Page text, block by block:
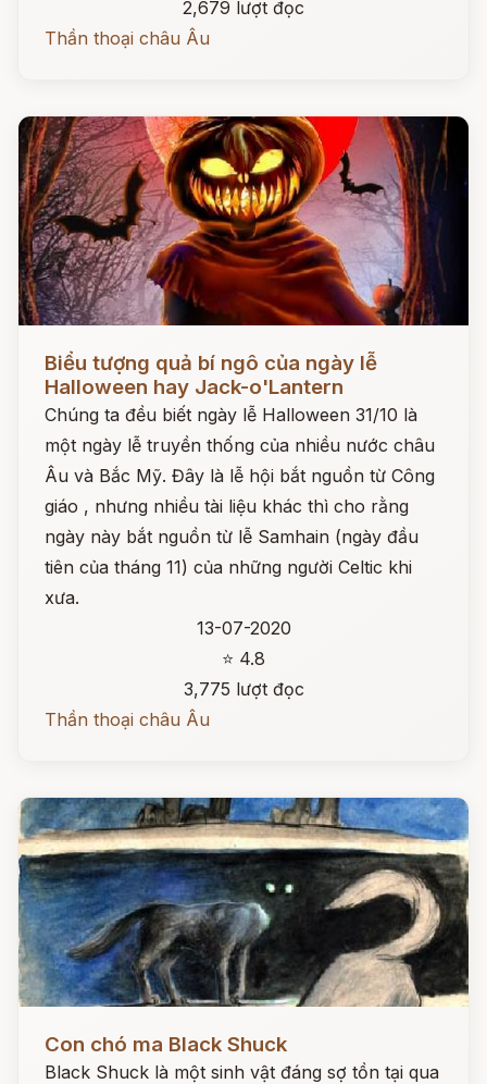
2,679 lượt đọc
Thần thoại châu Âu
Đọc ngay
Biểu tượng quả bí ngô của ngày lễ
Halloween hay Jack-o'Lantern
Chúng ta đều biết ngày lễ Halloween 31/10 là
một ngày lễ truyền thống của nhiều nước châu
Âu và Bắc Mỹ. Đây là lễ hội bắt nguồn từ Công
giáo , nhưng nhiều tài liệu khác thì cho rằng
ngày này bắt nguồn từ lễ Samhain (ngày đầu
tiên của tháng 11) của những người Celtic khi
xưa.
13-07-2020
⭐ 4.8
3,775 lượt đọc
Thần thoại châu Âu
Con chó ma Black Shuck
Black Shuck là một sinh vật đáng sợ tồn tại qua